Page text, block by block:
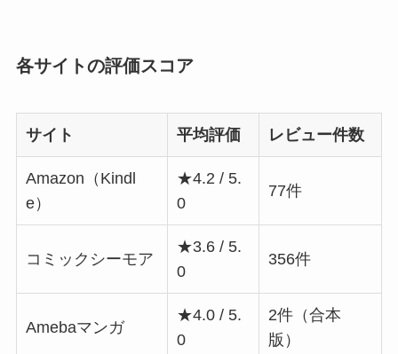
各サイトの評価スコア
サイト 平均評価 レビュー件数
Amazon（Kindl
e）
★4.2 / 5.
0
77件
コミックシーモア
★3.6 / 5.
0
356件
Amebaマンガ
★4.0 / 5.
0
2件（合本
版）